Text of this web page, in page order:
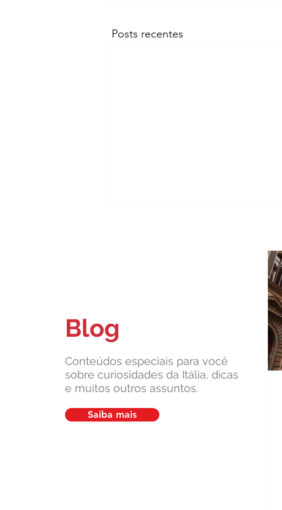
Posts recentes
Quais são as marcas que fizeram
Blog
Conteúdos especiais para você
sobre curiosidades da Itália, dicas
e muitos outros assuntos.
Saiba mais